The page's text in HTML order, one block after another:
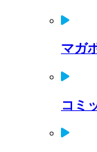
マガ
コミ